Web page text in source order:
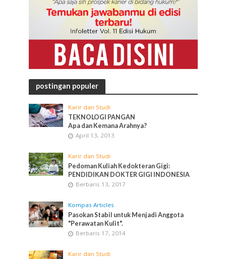
postingan populer
Karir dan Studi
TEKNOLOGI PANGAN
Apa dan Kemana Arahnya?
April 13, 2013
Karir dan Studi
Pedoman Kuliah Kedokteran Gigi:
PENDIDIKAN DOKTER GIGI INDONESIA
Berbaris 13, 2017
Kompas Articles
Pasokan Stabil untuk Menjadi Anggota
"Perawatan Kulit".
Berbaris 17, 2014
Karir dan Studi